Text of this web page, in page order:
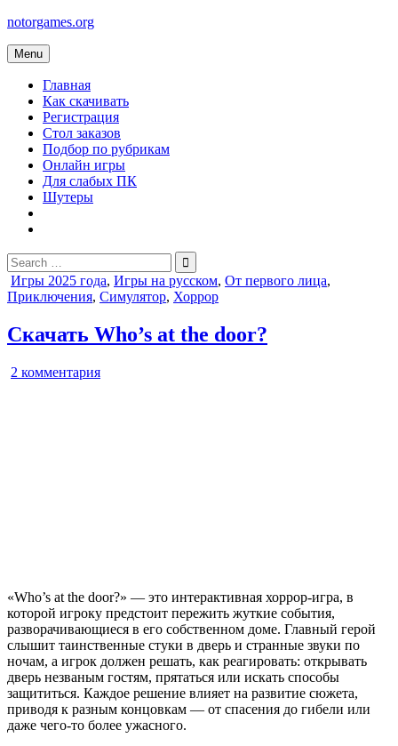
Skip
content
notorgames.org
Menu
Главная
Как скачивать
Регистрация
Стол заказов
Подбор по рубрикам
Онлайн игры
Для слабых ПК
Шутеры
Search
for:
Posted
in
Игры 2025 года, Игры на русском, От первого лица,
Приключения, Симулятор, Хоррор
Скачать Who’s at the door?
2 комментарияк
«Who’s at the door?» — это интерактивная хоррор-игра, в
которой игроку предстоит пережить жуткие события,
разворачивающиеся в его собственном доме. Главный герой
слышит таинственные стуки в дверь и странные звуки по
ночам, а игрок должен решать, как реагировать: открывать
дверь незваным гостям, прятаться или искать способы
защититься. Каждое решение влияет на развитие сюжета,
приводя к разным концовкам — от спасения до гибели или
даже чего-то более ужасного.